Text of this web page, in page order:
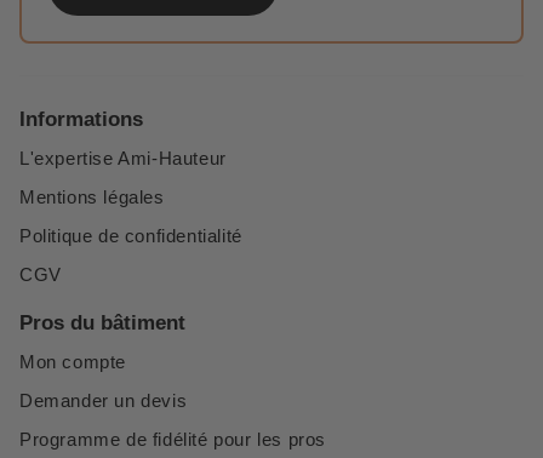
Informations
L'expertise Ami-Hauteur
Mentions légales
Politique de confidentialité
CGV
Pros du bâtiment
Mon compte
Demander un devis
Programme de fidélité pour les pros